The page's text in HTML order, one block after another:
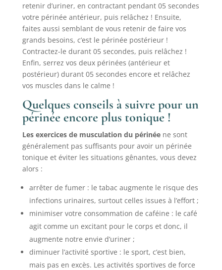
retenir d’uriner, en contractant pendant 05 secondes
votre périnée antérieur, puis relâchez ! Ensuite,
faites aussi semblant de vous retenir de faire vos
grands besoins, c’est le périnée postérieur !
Contractez-le durant 05 secondes, puis relâchez !
Enfin, serrez vos deux périnées (antérieur et
postérieur) durant 05 secondes encore et relâchez
vos muscles dans le calme !
Quelques conseils à suivre pour un
périnée encore plus tonique !
Les exercices de musculation du périnéene sont
généralement pas suffisants pour avoir un périnée
tonique et éviter les situations gênantes, vous devez
alors :
arrêter de fumer : le tabac augmente le risque des
infections urinaires, surtout celles issues à l’effort ;
minimiser votre consommation de caféine : le café
agit comme un excitant pour le corps et donc, il
augmente notre envie d’uriner ;
diminuer l’activité sportive : le sport, c’est bien,
mais pas en excès. Les activités sportives de force